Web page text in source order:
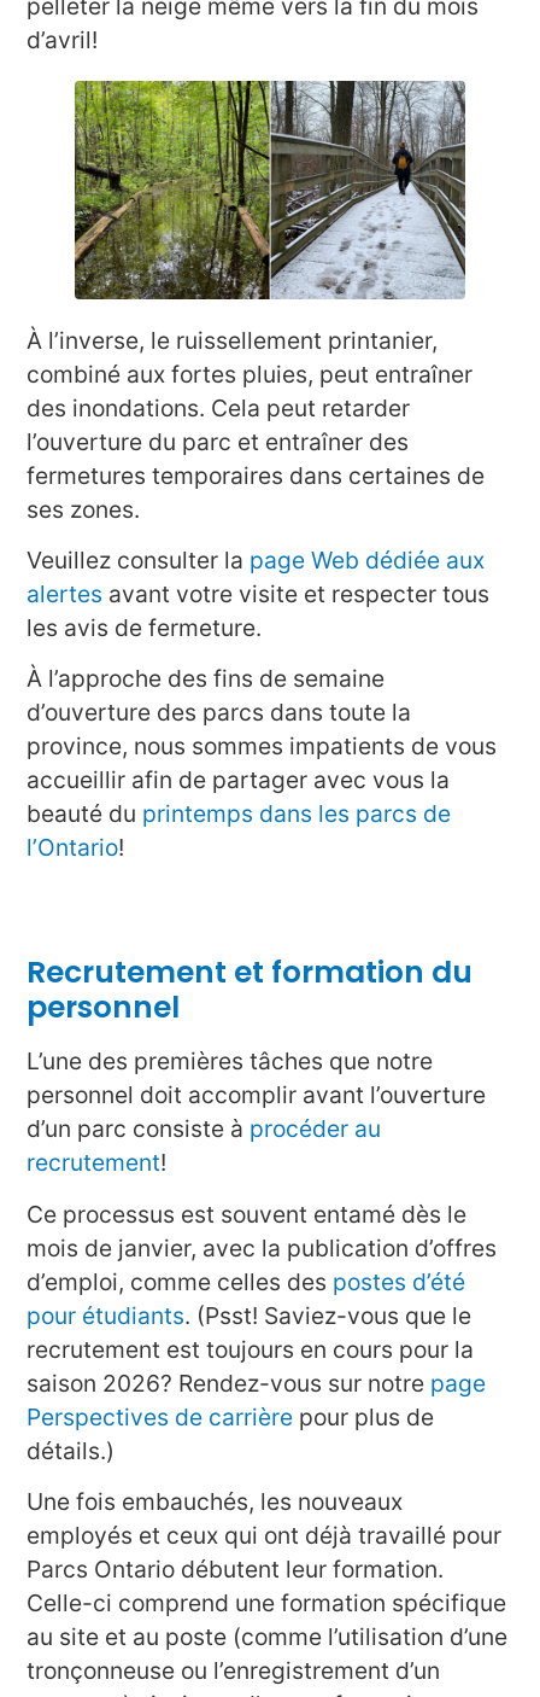
pelleter la neige même vers la fin du mois
d’avril!
À l’inverse, le ruissellement printanier,
combiné aux fortes pluies, peut entraîner
des inondations. Cela peut retarder
l’ouverture du parc et entraîner des
fermetures temporaires dans certaines de
ses zones.
Veuillez consulter la page Web dédiée aux
alertes avant votre visite et respecter tous
les avis de fermeture.
À l’approche des fins de semaine
d’ouverture des parcs dans toute la
province, nous sommes impatients de vous
accueillir afin de partager avec vous la
beauté du printemps dans les parcs de
l’Ontario!
Recrutement et formation du
personnel
L’une des premières tâches que notre
personnel doit accomplir avant l’ouverture
d’un parc consiste à procéder au
recrutement!
Ce processus est souvent entamé dès le
mois de janvier, avec la publication d’offres
d’emploi, comme celles des postes d’été
pour étudiants. (Psst! Saviez-vous que le
recrutement est toujours en cours pour la
saison 2026? Rendez-vous sur notre page
Perspectives de carrière pour plus de
détails.)
Une fois embauchés, les nouveaux
employés et ceux qui ont déjà travaillé pour
Parcs Ontario débutent leur formation.
Celle-ci comprend une formation spécifique
au site et au poste (comme l’utilisation d’une
tronçonneuse ou l’enregistrement d’un